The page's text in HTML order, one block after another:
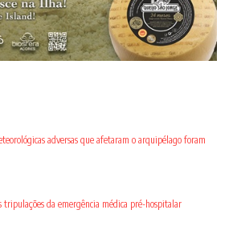
adversas que afetaram o arquipélago foram
tripulações da emergência médica pré-hospitalar